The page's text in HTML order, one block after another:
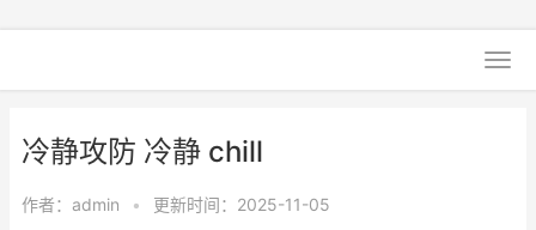
冷静攻防 冷静 chill
作者： admin • 更新时间：2025-11-05